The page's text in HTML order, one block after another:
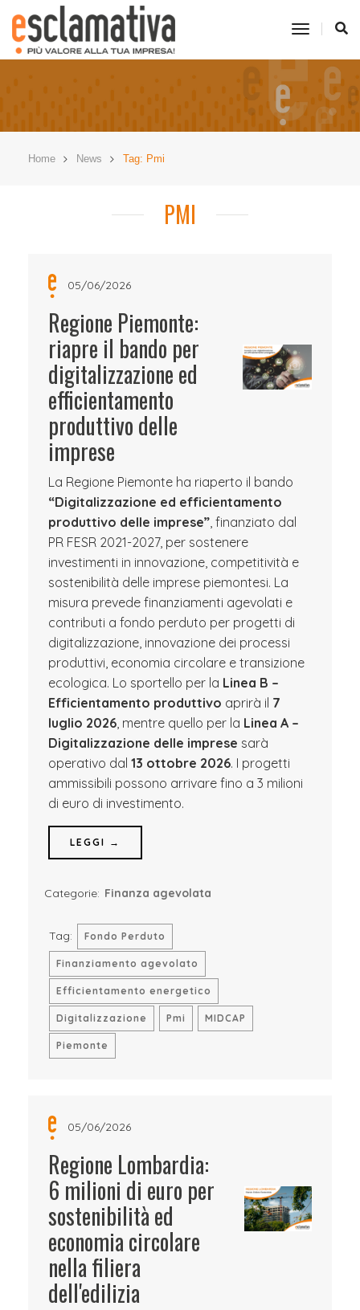
toggle
Home News Tag: Pmi
PMI
05/06/2026
Regione Piemonte:
riapre il bando per
digitalizzazione ed
efficientamento
produttivo delle
imprese
La Regione Piemonte ha riaperto il bando
“Digitalizzazione ed efficientamento
produttivo delle imprese”, finanziato dal
PR FESR 2021-2027, per sostenere
investimenti in innovazione, competitività e
sostenibilità delle imprese piemontesi. La
misura prevede finanziamenti agevolati e
contributi a fondo perduto per progetti di
digitalizzazione, innovazione dei processi
produttivi, economia circolare e transizione
ecologica. Lo sportello per la Linea B –
Efficientamento produttivo aprirà il 7
luglio 2026, mentre quello per la Linea A –
Digitalizzazione delle imprese sarà
operativo dal 13 ottobre 2026. I progetti
ammissibili possono arrivare fino a 3 milioni
di euro di investimento.
LEGGI →
Categorie: Finanza agevolata
Tag: Fondo Perduto
Finanziamento agevolato
Efficientamento energetico
Digitalizzazione Pmi MIDCAP
Piemonte
05/06/2026
Regione Lombardia:
6 milioni di euro per
sostenibilità ed
economia circolare
nella filiera
dell'edilizia